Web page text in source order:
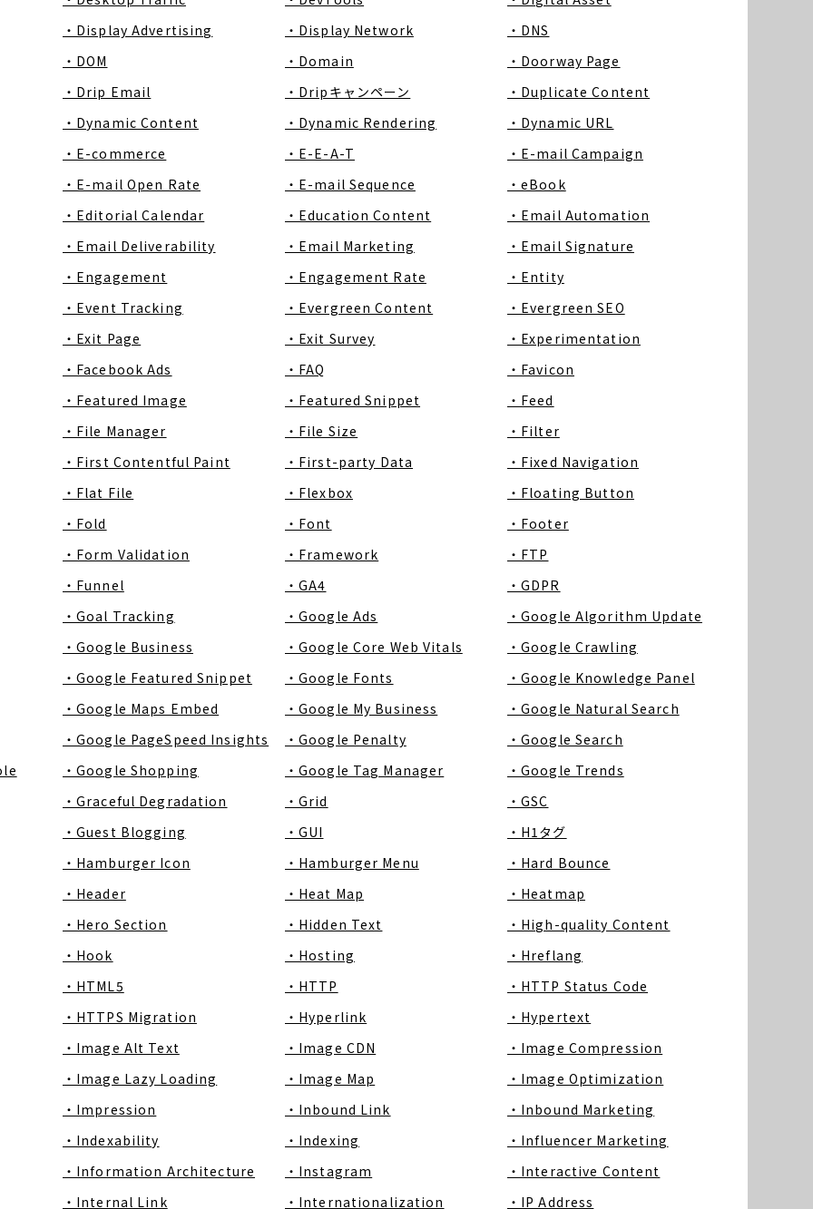
・Display Advertising
・Display Network
・DNS
・DOM
・Domain
・Doorway Page
・Drip Email
・Dripキャンペーン
・Duplicate Content
・Dynamic Content
・Dynamic Rendering
・Dynamic URL
・E-commerce
・E-E-A-T
・E-mail Campaign
・E-mail Open Rate
・E-mail Sequence
・eBook
・Editorial Calendar
・Education Content
・Email Automation
・Email Deliverability
・Email Marketing
・Email Signature
・Engagement
・Engagement Rate
・Entity
・Event Tracking
・Evergreen Content
・Evergreen SEO
・Exit Page
・Exit Survey
・Experimentation
・Facebook Ads
・FAQ
・Favicon
・Featured Image
・Featured Snippet
・Feed
・File Manager
・File Size
・Filter
・First Contentful Paint
・First-party Data
・Fixed Navigation
・Flat File
・Flexbox
・Floating Button
・Fold
・Font
・Footer
・Form Validation
・Framework
・FTP
・Funnel
・GA4
・GDPR
・Goal Tracking
・Google Ads
・Google Algorithm Update
・Google Business
・Google Core Web Vitals
・Google Crawling
・Google Featured Snippet
・Google Fonts
・Google Knowledge Panel
・Google Maps Embed
・Google My Business
・Google Natural Search
・Google PageSpeed Insights
・Google Penalty
・Google Search
・Google Shopping ・Google Tag Manager
・Google Trends
・Graceful Degradation
・Grid
・GSC
・Guest Blogging
・GUI
・H1タグ
・Hamburger Icon
・Hamburger Menu
・Hard Bounce
・Header
・Heat Map
・Heatmap
・Hero Section
・Hidden Text
・High-quality Content
・Hook
・Hosting
・Hreflang
・HTML5
・HTTP
・HTTP Status Code
・HTTPS Migration
・Hyperlink
・Hypertext
・Image Alt Text
・Image CDN
・Image Compression
・Image Lazy Loading
・Image Map
・Image Optimization
・Impression
・Inbound Link
・Inbound Marketing
・Indexability
・Indexing
・Influencer Marketing
・Information Architecture
・Instagram
・Interactive Content
・Internal Link
・Internationalization ・IP Address